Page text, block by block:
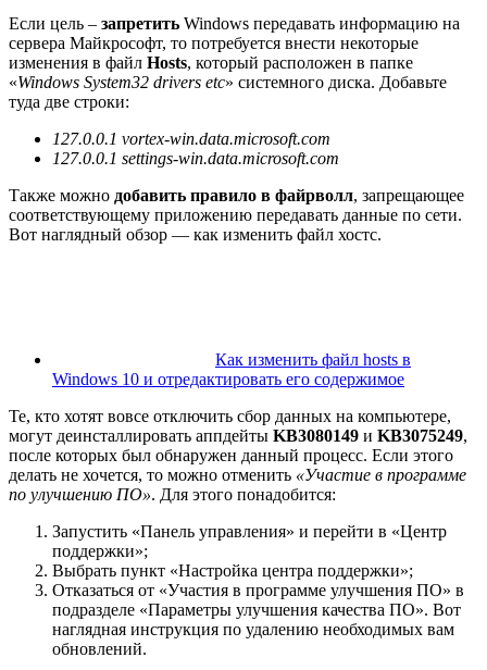
Если цель – запретить Windows передавать информацию на
сервера Майкрософт, то потребуется внести некоторые
изменения в файл Hosts, который расположен в папке
«Windows System32 drivers etc» системного диска. Добавьте
туда две строки:
127.0.0.1 vortex-win.data.microsoft.com
127.0.0.1 settings-win.data.microsoft.com
Также можно добавить правило в файрволл, запрещающее
соответствующему приложению передавать данные по сети.
Вот наглядный обзор — как изменить файл хостс.
Как изменить файл hosts в
Windows 10 и отредактировать его содержимое
Те, кто хотят вовсе отключить сбор данных на компьютере,
могут деинсталлировать аппдейты KB3080149 и KB3075249,
после которых был обнаружен данный процесс. Если этого
делать не хочется, то можно отменить «Участие в программе
по улучшению ПО». Для этого понадобится:
Запустить «Панель управления» и перейти в «Центр
поддержки»;
Выбрать пункт «Настройка центра поддержки»;
Отказаться от «Участия в программе улучшения ПО» в
подразделе «Параметры улучшения качества ПО». Вот
наглядная инструкция по удалению необходимых вам
обновлений.